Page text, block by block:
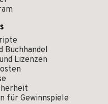
Buchhandel
Lizenzen
für Gewinnspiele